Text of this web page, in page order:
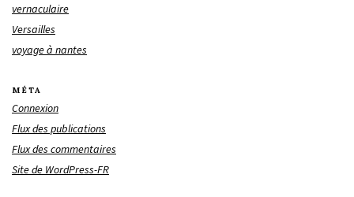
vernaculaire
Versailles
voyage à nantes
MÉTA
Connexion
Flux des publications
Flux des commentaires
Site de WordPress-FR